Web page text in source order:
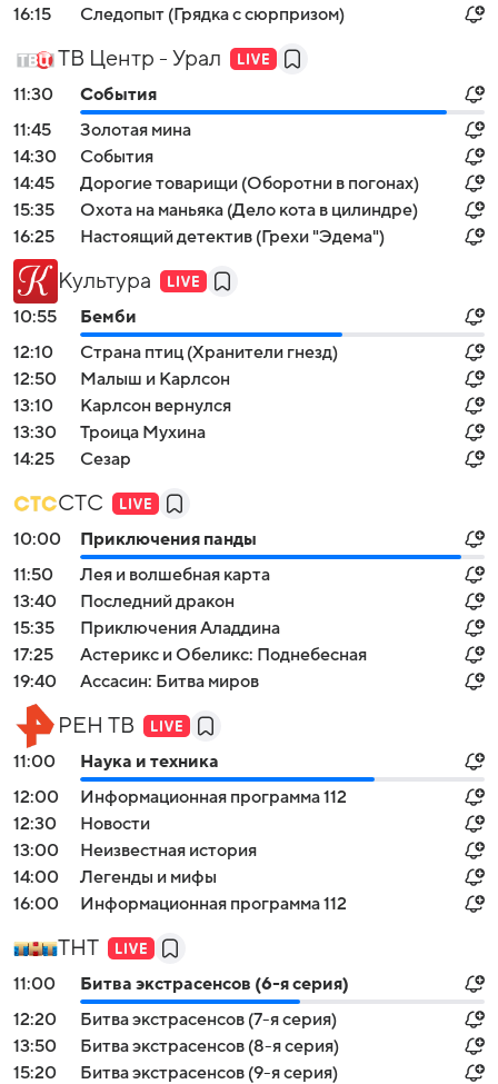
16:15
Следопыт (Грядка с сюрпризом)
ТВ Центр - Урал
11:30
События
11:45
Золотая мина
14:30
События
14:45
Дорогие товарищи (Оборотни в погонах)
15:35
Охота на маньяка (Дело кота в цилиндре)
16:25
Настоящий детектив (Грехи "Эдема")
Культура
10:55
Бемби
12:10
Страна птиц (Хранители гнезд)
12:50
Малыш и Карлсон
13:10
Карлсон вернулся
13:30
Троица Мухина
14:25
Сезар
СТС
10:00
Приключения панды
11:50
Лея и волшебная карта
13:40
Последний дракон
15:35
Приключения Аладдина
17:25
Астерикс и Обеликс: Поднебесная
19:40
Ассасин: Битва миров
РЕН ТВ
11:00
Наука и техника
12:00
Информационная программа 112
12:30
Новости
13:00
Неизвестная история
14:00
Легенды и мифы
16:00
Информационная программа 112
ТНТ
11:00
Битва экстрасенсов (6-я серия)
12:20
Битва экстрасенсов (7-я серия)
13:50
Битва экстрасенсов (8-я серия)
15:20
Битва экстрасенсов (9-я серия)